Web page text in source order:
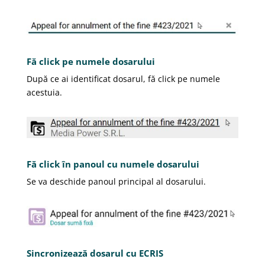
Fă click pe numele dosarului
După ce ai identificat dosarul, fă click pe numele
acestuia.
Fă click în panoul cu numele dosarului
Se va deschide panoul principal al dosarului.
Sincronizează dosarul cu ECRIS